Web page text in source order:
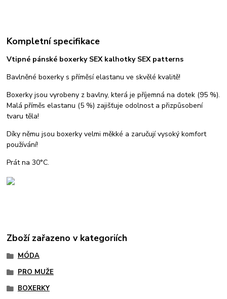
Kompletní specifikace
Vtipné pánské boxerky SEX kalhotky SEX patterns
Bavlněné boxerky s příměsí elastanu ve skvělé kvalitě!
Boxerky jsou vyrobeny z bavlny, která je příjemná na dotek (95 %).
Malá příměs elastanu (5 %) zajišťuje odolnost a přizpůsobení
tvaru těla!
Díky němu jsou boxerky velmi měkké a zaručují vysoký komfort
používání!
Prát na 30°C.
Zboží zařazeno v kategoriích
MÓDA
PRO MUŽE
BOXERKY